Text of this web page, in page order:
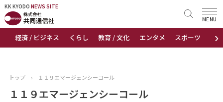
KK KYODO NEWS SITE
›
経済 / ビジネス くらし 教育 / 文化 エンタメ スポーツ 地域
MENU
KK KYODONEWS SITE
トップページ
ニュース
トップ › １１９エマージェンシーコール
１１９エマージェンシーコール